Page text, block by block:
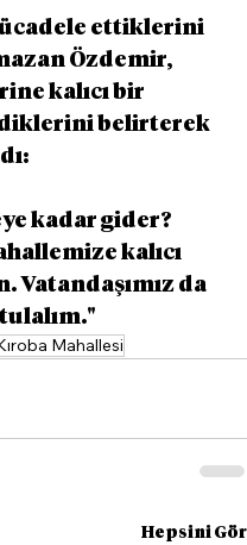
ettiklerini
Özdemir,
kalıcı bir
belirterek
kadar gider?
kalıcı
Vatandaşımız da
Mahallesi
Hepsini Gör